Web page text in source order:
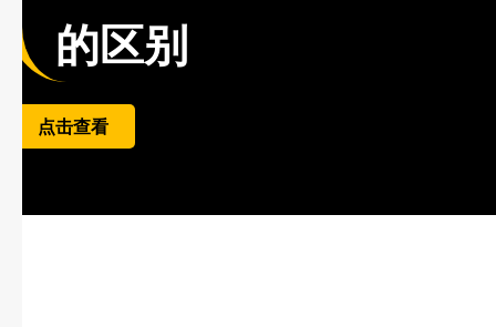
的区别
点击查看